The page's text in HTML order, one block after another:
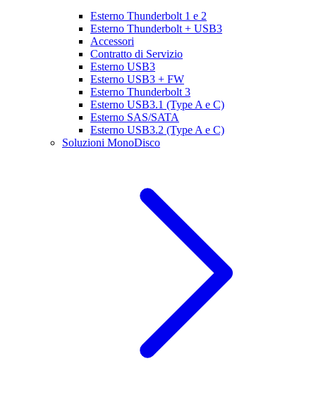
Esterno Thunderbolt 1 e 2
Esterno Thunderbolt + USB3
Accessori
Contratto di Servizio
Esterno USB3
Esterno USB3 + FW
Esterno Thunderbolt 3
Esterno USB3.1 (Type A e C)
Esterno SAS/SATA
Esterno USB3.2 (Type A e C)
Soluzioni MonoDisco